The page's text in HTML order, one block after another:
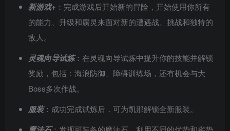
新游戏+ ：完成游戏后开始新的冒险，开始使用你所有
的能力、升级和腐灵来面对新的遭遇战、挑战和独特的
敌人。
灵魂向导试炼：在灵魂向导试炼中提升你的技能并解锁
奖励，包括：海浪防御、障碍训练场，还有机会与大
Boss多次作战。
服装：成功完成试炼后，可为凯那解锁全新服装。